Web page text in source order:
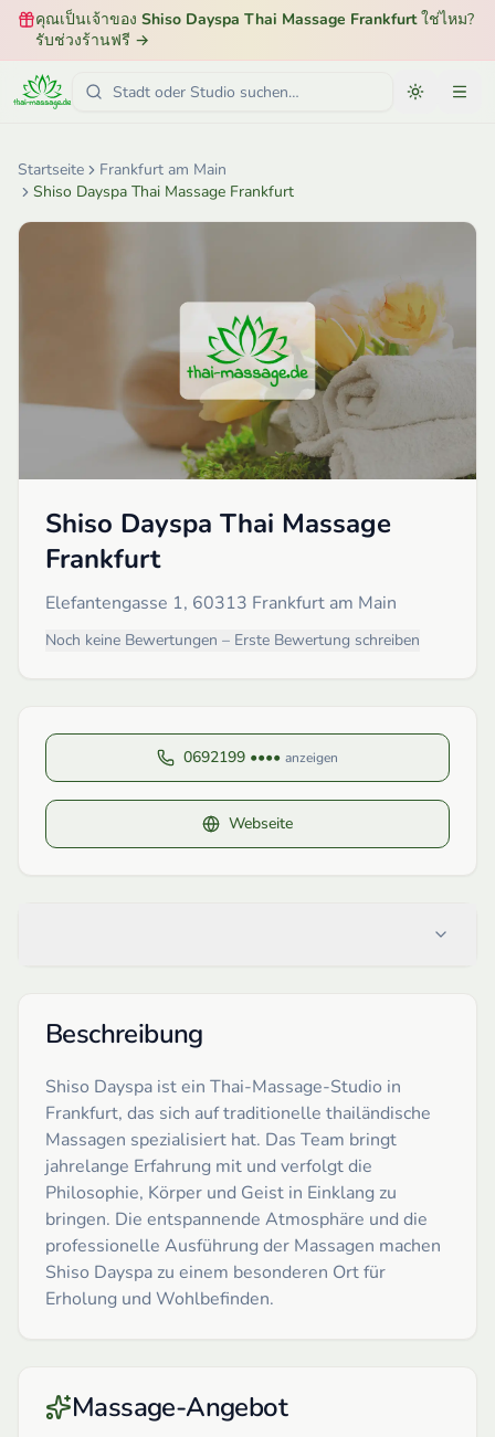
คุณเป็นเจ้าของ Shiso Dayspa Thai Massage Frankfurtใช่ไหม?
รับช่วงร้านฟรี →
Startseite
Frankfurt am Main
Shiso Dayspa Thai Massage Frankfurt
Shiso Dayspa Thai Massage
Frankfurt
Elefantengasse 1, 60313 Frankfurt am Main
Noch keine Bewertungen – Erste Bewertung schreiben
0692199 •••• anzeigen
Webseite
Beschreibung
Shiso Dayspa ist ein Thai-Massage-Studio in
Frankfurt, das sich auf traditionelle thailändische
Massagen spezialisiert hat. Das Team bringt
jahrelange Erfahrung mit und verfolgt die
Philosophie, Körper und Geist in Einklang zu
bringen. Die entspannende Atmosphäre und die
professionelle Ausführung der Massagen machen
Shiso Dayspa zu einem besonderen Ort für
Erholung und Wohlbefinden.
Massage-Angebot